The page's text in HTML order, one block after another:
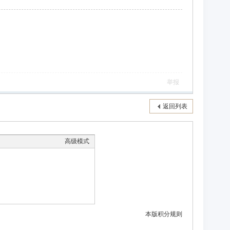
举报
返回列表
高级模式
本版积分规则